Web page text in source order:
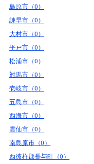
島原市（0）
諫早市（0）
大村市（0）
平戸市（0）
松浦市（0）
対馬市（0）
壱岐市（0）
五島市（0）
西海市（0）
雲仙市（0）
南島原市（0）
西彼杵郡長与町（0）